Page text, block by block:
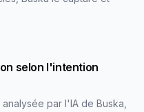
selon l'intention
par l'IA de Buska,